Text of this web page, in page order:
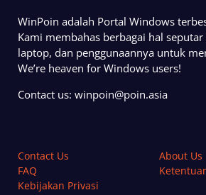
WinPoin adalah Portal Windows
Kami membahas berbagai hal seputar
laptop, dan penggunaannya untuk
We’re heaven for Windows users!
Contact us: winpoin@poin.asia
Contact Us
About Us
FAQ
Kebijakan Privasi